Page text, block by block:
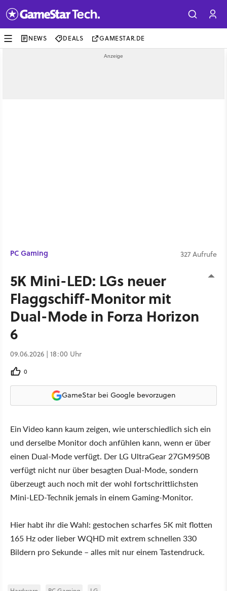
NEWS DEALS GAMESTAR.DE
PC Gaming 327 Aufrufe
5K Mini-LED: LGs neuer
Flaggschiff-Monitor mit
Dual-Mode in Forza Horizon
6
09.06.2026 | 18:00 Uhr
0
GameStar bei Google bevorzugen
Ein Video kann kaum zeigen, wie unterschiedlich sich ein
und derselbe Monitor doch anfühlen kann, wenn er über
einen Dual-Mode verfügt. Der LG UltraGear 27GM950B
verfügt nicht nur über besagten Dual-Mode, sondern
überzeugt auch noch mit der wohl fortschrittlichsten
Mini-LED-Technik jemals in einem Gaming-Monitor.
Hier habt ihr die Wahl: gestochen scharfes 5K mit flotten
165 Hz oder lieber WQHD mit extrem schnellen 330
Bildern pro Sekunde – alles mit nur einem Tastendruck.